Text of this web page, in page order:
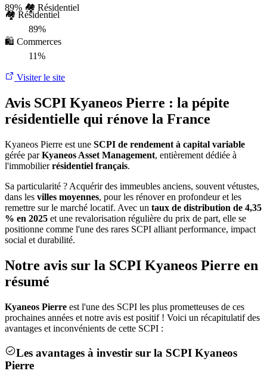
89% 🏘️ Résidentiel
🏘️ Résidentiel
89%
🛍️ Commerces
11%
Visiter le site
Avis SCPI Kyaneos Pierre : la pépite
résidentielle qui rénove la France
Kyaneos Pierre est une SCPI de rendement à capital variable
gérée parKyaneos Asset Management, entièrement dédiée à
l'immobilierrésidentiel français.
Sa particularité ? Acquérir des immeubles anciens, souvent vétustes,
dans les villes moyennes, pour les rénover en profondeur et les
remettre sur le marché locatif. Avec un taux de distribution de 4,35
% en 2025 et une revalorisation régulière du prix de part, elle se
positionne comme l'une des rares SCPI alliant performance, impact
social et durabilité.
Notre avis sur la SCPI Kyaneos Pierre en
résumé
Kyaneos Pierre est l'une des SCPI les plus prometteuses de ces
prochaines années et notre avis est positif ! Voici un récapitulatif des
avantages et inconvénients de cette SCPI :
Les avantages à investir sur la SCPI Kyaneos
Pierre